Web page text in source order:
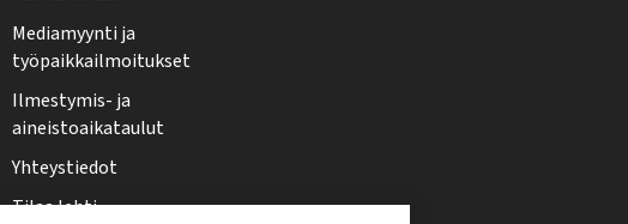
Mediamyynti ja
työpaikkailmoitukset
Ilmestymis- ja
aineistoaikataulut
Yhteystiedot
Tilaa lehti